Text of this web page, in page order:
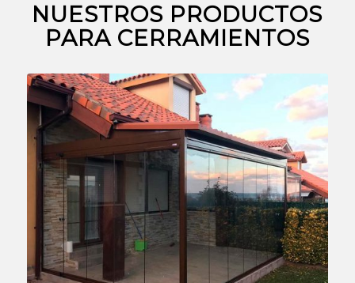
NUESTROS PRODUCTOS
PARA CERRAMIENTOS